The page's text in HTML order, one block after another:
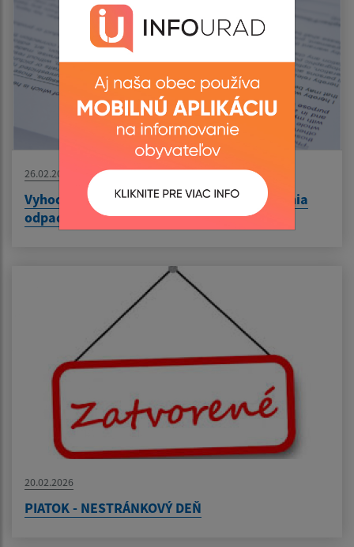
26.02.2026
Vyhodnotenie štandardov kvality odvádzania
odpadovej vody
20.02.2026
PIATOK - NESTRÁNKOVÝ DEŇ